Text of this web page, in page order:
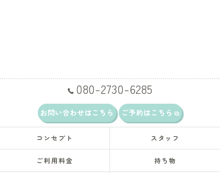
080-2730-6285
お問い合わせはこちら ご予約はこちら
コンセプト スタッフ
ご利用料金 持ち物